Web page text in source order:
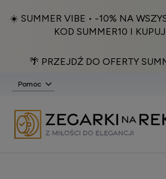
☀️ SUMMER VIBE • -10% NA
KOD SUMMER10 I
🌴 PRZEJDŹ DO OFERTY
Pomoc